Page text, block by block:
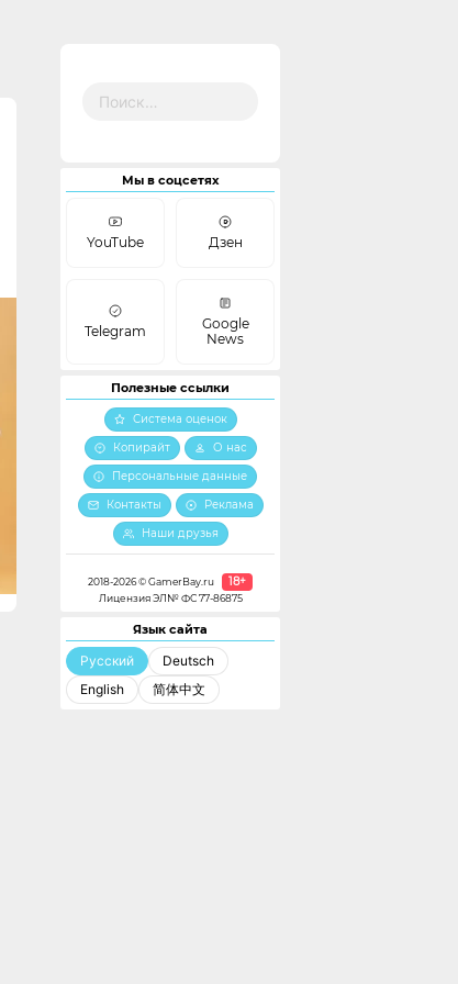
Мы в соцсетях
YouTube Дзен
Telegram
Google
News
Полезные ссылки
Система оценок
Копирайт
О нас
Персональные данные
Контакты
Реклама
Наши друзья
2018-2026 © GamerBay.ru 18+
Лицензия ЭЛ№ ФС 77-86875
Язык сайта
Русский
Deutsch
English
简体中文